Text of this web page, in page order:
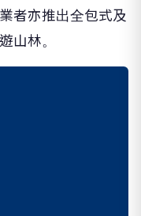
者亦推出全包式及
山林。